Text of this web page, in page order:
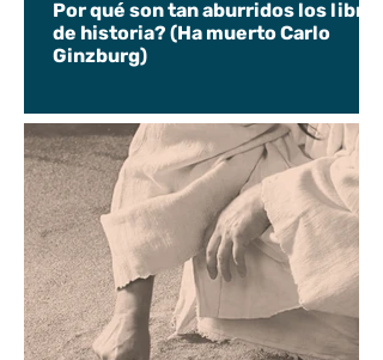
Por qué son tan aburridos los libros
de historia? (Ha muerto Carlo
Ginzburg)